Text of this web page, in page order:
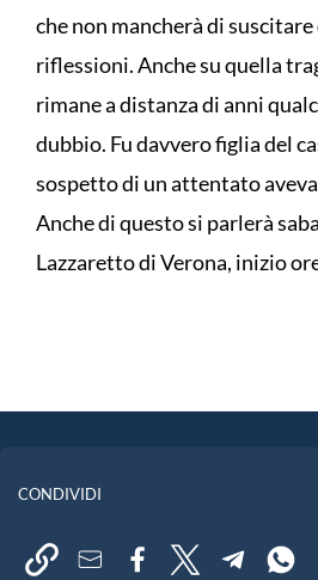
che non mancherà di
riflessioni. Anche su quella
rimane a distanza di anni
dubbio. Fu davvero figlia del
sospetto di un attentato
Anche di questo si parlerà
Lazzaretto di Verona, inizio
CONDIVIDI